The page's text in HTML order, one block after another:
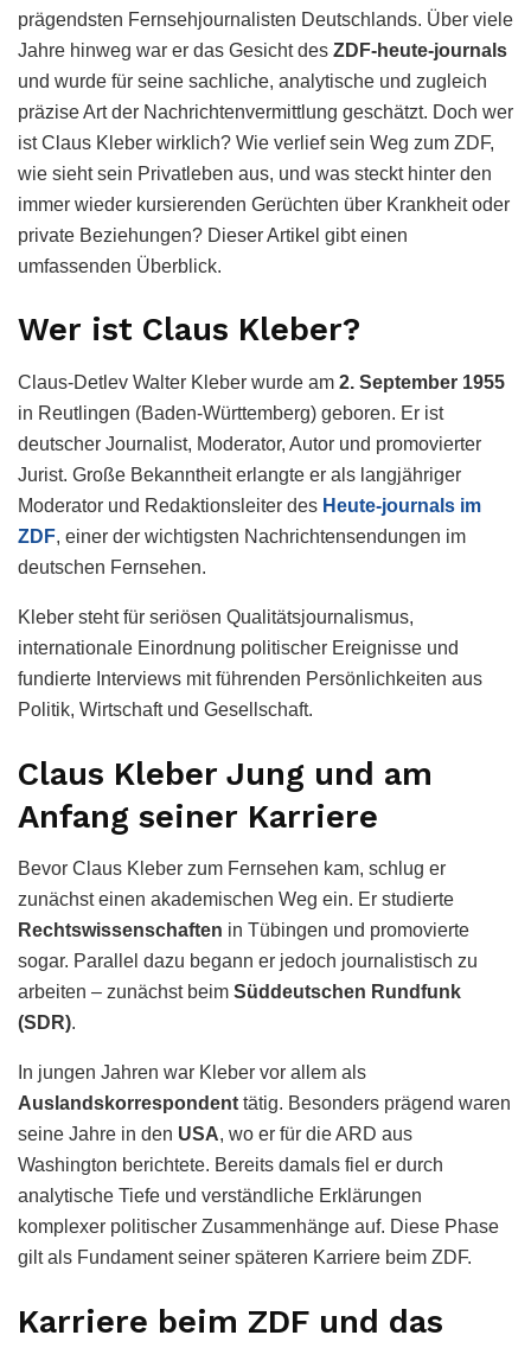
prägendsten Fernsehjournalisten Deutschlands. Über viele
Jahre hinweg war er das Gesicht des ZDF-heute-journals
und wurde für seine sachliche, analytische und zugleich
präzise Art der Nachrichtenvermittlung geschätzt. Doch wer
ist Claus Kleber wirklich? Wie verlief sein Weg zum ZDF,
wie sieht sein Privatleben aus, und was steckt hinter den
immer wieder kursierenden Gerüchten über Krankheit oder
private Beziehungen? Dieser Artikel gibt einen
umfassenden Überblick.
Wer ist Claus Kleber?
Claus-Detlev Walter Kleber wurde am 2. September 1955
in Reutlingen (Baden-Württemberg) geboren. Er ist
deutscher Journalist, Moderator, Autor und promovierter
Jurist. Große Bekanntheit erlangte er als langjähriger
Moderator und Redaktionsleiter des Heute-journals im
ZDF, einer der wichtigsten Nachrichtensendungen im
deutschen Fernsehen.
Kleber steht für seriösen Qualitätsjournalismus,
internationale Einordnung politischer Ereignisse und
fundierte Interviews mit führenden Persönlichkeiten aus
Politik, Wirtschaft und Gesellschaft.
Claus Kleber Jung und am
Anfang seiner Karriere
Bevor Claus Kleber zum Fernsehen kam, schlug er
zunächst einen akademischen Weg ein. Er studierte
Rechtswissenschaften in Tübingen und promovierte
sogar. Parallel dazu begann er jedoch journalistisch zu
arbeiten – zunächst beim Süddeutschen Rundfunk
(SDR).
In jungen Jahren war Kleber vor allem als
Auslandskorrespondent tätig. Besonders prägend waren
seine Jahre in den USA, wo er für die ARD aus
Washington berichtete. Bereits damals fiel er durch
analytische Tiefe und verständliche Erklärungen
komplexer politischer Zusammenhänge auf. Diese Phase
gilt als Fundament seiner späteren Karriere beim ZDF.
Karriere beim ZDF und das